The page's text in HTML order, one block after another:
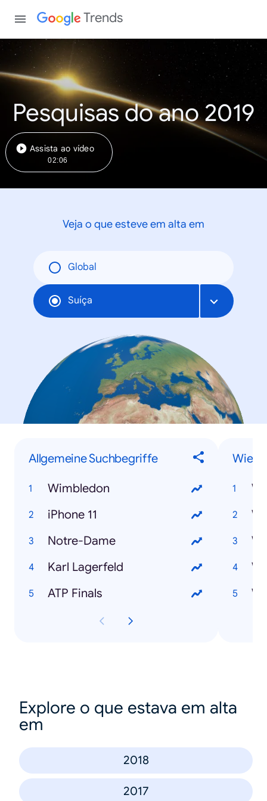
Trends
Pesquisas do ano 2019
Assista ao vídeo
02:06
Veja o que esteve em alta em
Global
Suíça
Allgemeine Suchbegriffe
Wimbledon
iPhone 11
Notre-Dame
Karl Lagerfeld
ATP Finals
Wie-
Explore o que estava em alta
em
2018
2017